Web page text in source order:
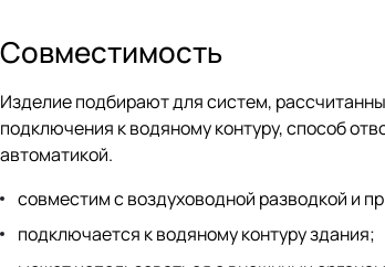
Совместимость
Изделие подбирают для систем,
подключения к водяному контуру, способ
автоматикой.
совместим с воздуховодной разводкой и
подключается к водяному контуру здания;